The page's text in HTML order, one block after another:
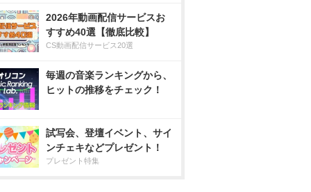
2026年動画配信サービスお
すすめ40選【徹底比較】
CS動画配信サービス20選
毎週の音楽ランキングから、
ヒットの推移をチェック！
試写会、登壇イベント、サイ
ンチェキなどプレゼント！
プレゼント特集